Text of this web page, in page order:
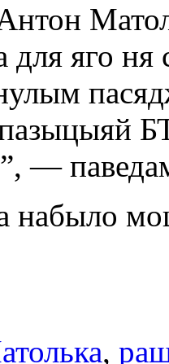
для яго
—
набыло
,